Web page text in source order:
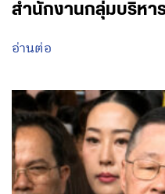
สำนักงานกลุ่มบริหา
อ่านต่อ